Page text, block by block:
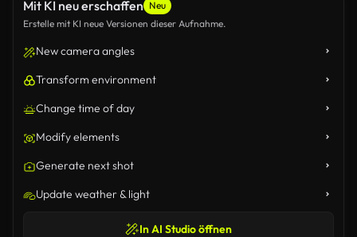
Mit KI neu erschaffen Neu
Erstelle mit KI neue Versionen dieser Aufnahme.
New camera angles
Transform environment
Change time of day
Modify elements
Generate next shot
Update weather & light
In AI Studio öffnen